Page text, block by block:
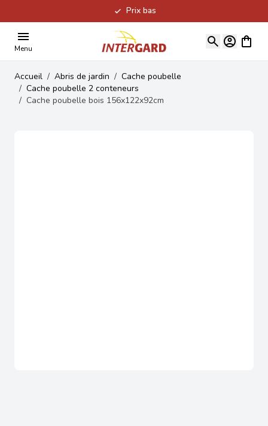
Prix bas
Menu
Voir
Accueil / Abris de jardin / Cache poubelle
/ Cache poubelle 2 conteneurs
/ Cache poubelle bois 156x122x92cm